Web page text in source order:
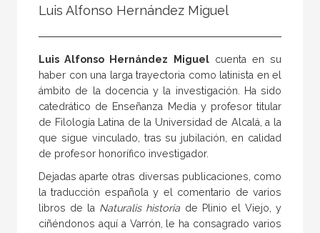
Coordinador
Editor
Editora
Escritor
Ilustrador
Prologuista
Luis Alfonso Hernández Miguel
Luis Alfonso Hernández Miguelcuenta en su
haber con una larga trayectoria como latinista en el
ámbito de la docencia y la investigación. Ha sido
catedrático de Enseñanza Media y profesor titular
de Filología Latina de la Universidad de Alcalá, a la
que sigue vinculado, tras su jubilación, en calidad
de profesor honorífico investigador.
Dejadas aparte otras diversas publicaciones, como
la traducción española y el comentario de varios
libros de la Naturalis historia de Plinio el Viejo, y
ciñéndonos aquí a Varrón, le ha consagrado varios